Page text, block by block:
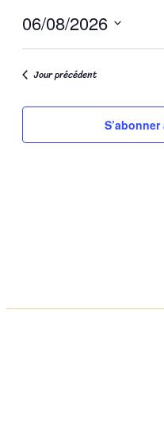
06/08/2026
date.Jour précédent